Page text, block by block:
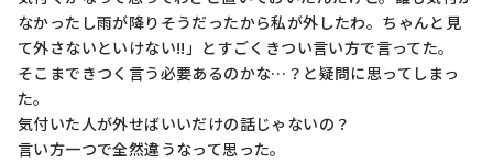
なかったし雨が降りそうだったから私が外したわ。ちゃんと見
て外さないといけない!!」とすごくきつい言い方で言ってた。
そこまできつく言う必要あるのかな…？と疑問に思ってしまっ
た。
気付いた人が外せばいいだけの話じゃないの？
言い方一つで全然違うなって思った。